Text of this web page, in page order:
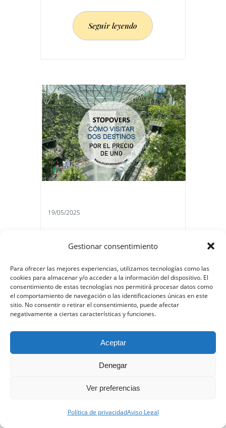
Gestionar consentimiento
Para ofrecer las mejores experiencias, utilizamos tecnologías como las
cookies para almacenar y/o acceder a la información del dispositivo. El
consentimiento de estas tecnologías nos permitirá procesar datos como
el comportamiento de navegación o las identificaciones únicas en este
sitio. No consentir o retirar el consentimiento, puede afectar
negativamente a ciertas características y funciones.
Aceptar
Denegar
Ver preferencias
Política de privacidadAviso Legal
Seguir leyendo
19/05/2025
Guía Completa de
Stopovers: Cómo
Visitar Dos
Destinos por el
Precio de Uno
¿Alguna vez has soñado con
de uno? Con un poco de
estrategia y eligiendo la